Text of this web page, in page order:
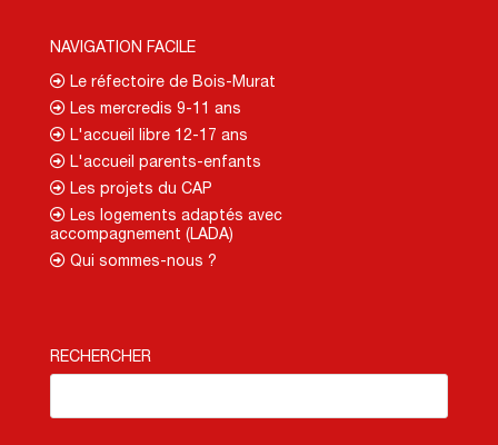
NAVIGATION FACILE
Le réfectoire de Bois-Murat
Les mercredis 9-11 ans
L'accueil libre 12-17 ans
L'accueil parents-enfants
Les projets du CAP
Les logements adaptés avec
accompagnement (LADA)
Qui sommes-nous ?
RECHERCHER